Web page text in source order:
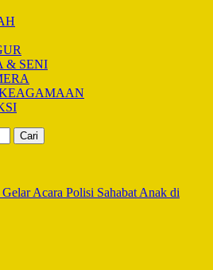
& SENI
Acara Polisi Sahabat Anak di